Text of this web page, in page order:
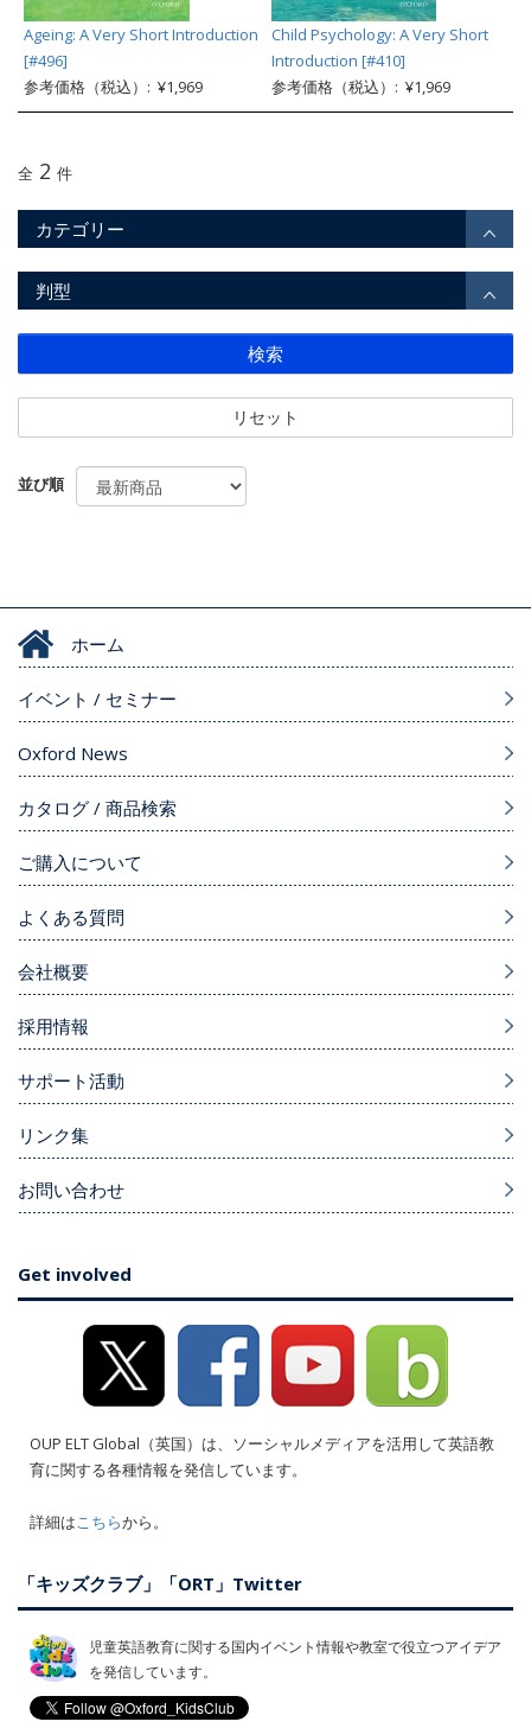
Ageing: A Very Short Introduction
[#496]
参考価格（税込）: ¥1,969
Child Psychology: A Very Short
Introduction [#410]
参考価格（税込）: ¥1,969
全 2 件
カテゴリー
判型
検索
リセット
並び順
ホーム
イベント / セミナー
Oxford News
カタログ / 商品検索
ご購入について
よくある質問
会社概要
採用情報
サポート活動
リンク集
お問い合わせ
Get involved
OUP ELT Global（英国）は、ソーシャルメディアを活用して英語教
育に関する各種情報を発信しています。
詳細はこちらから。
「キッズクラブ」「ORT」Twitter
児童英語教育に関する国内イベント情報や教室で役立つアイデア
を発信しています。